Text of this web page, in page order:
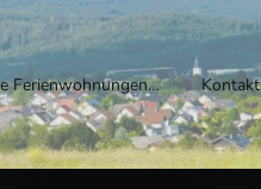
Gemütliche Ferienwohnungen in Haiger Kontakt